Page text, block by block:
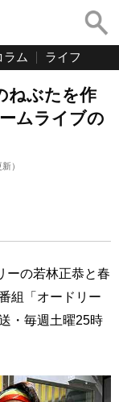
ラム ライフ
ねぶたを作
ムライブの
）
ーの若林正恭と春
組「オードリー
・毎週土曜25時